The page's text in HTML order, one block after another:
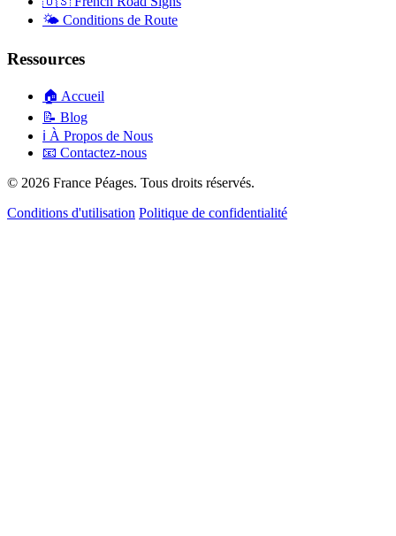
🌤️ Conditions de Route
Ressources
🏠 Accueil
📝 Blog
ℹ️ À Propos de Nous
📧 Contactez-nous
© 2026 France Péages. Tous droits réservés.
Conditions d'utilisation Politique de confidentialité